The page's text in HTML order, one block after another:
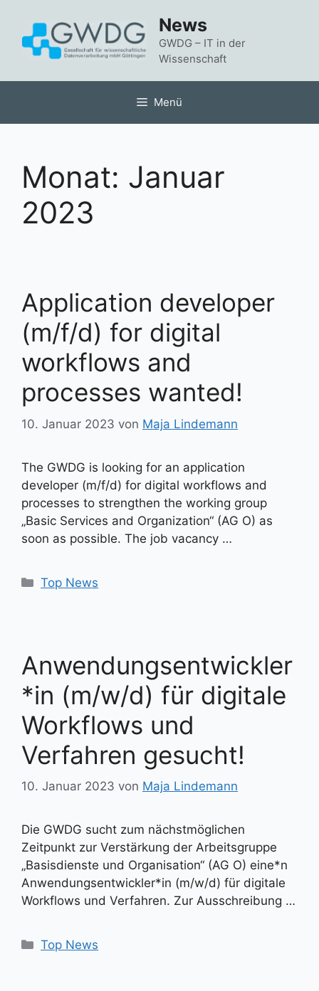
springen
News
GWDG – IT in der
Wissenschaft
Menü
Monat: Januar
2023
Application developer
(m/f/d) for digital
workflows and
processes wanted!
10. Januar 2023 von Maja Lindemann
The GWDG is looking for an application
developer (m/f/d) for digital workflows and
processes to strengthen the working group
„Basic Services and Organization“ (AG O) as
soon as possible. The job vacancy …
Kategorien
Top News
Anwendungsentwickler
*in (m/w/d) für digitale
Workflows und
Verfahren gesucht!
10. Januar 2023 von Maja Lindemann
Die GWDG sucht zum nächstmöglichen
Zeitpunkt zur Verstärkung der Arbeitsgruppe
„Basisdienste und Organisation“ (AG O) eine*n
Anwendungsentwickler*in (m/w/d) für digitale
Workflows und Verfahren. Zur Ausschreibung …
Kategorien
Top News